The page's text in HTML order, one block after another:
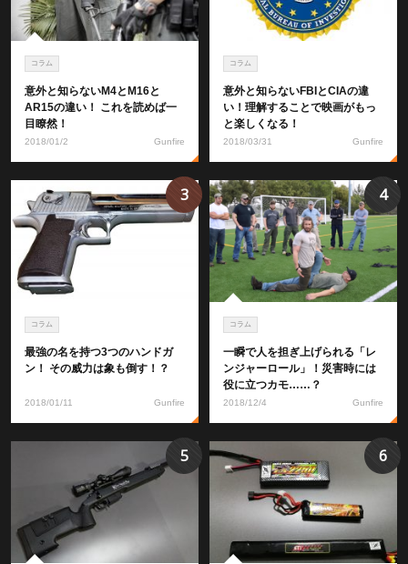
コラム
意外と知らないM4とM16と
AR15の違い！ これを読めば一
目瞭然！
2018/01/2 Gunfire
コラム
意外と知らないFBIとCIAの違
い！理解することで映画がもっ
と楽しくなる！
2018/03/31 Gunfire
コラム
最強の名を持つ3つのハンドガ
ン！ その威力は象も倒す！？
2018/01/11 Gunfire
3
コラム
一瞬で人を担ぎ上げられる「レ
ンジャーロール」！災害時には
役に立つカモ……？
2018/12/4 Gunfire
4
5 6